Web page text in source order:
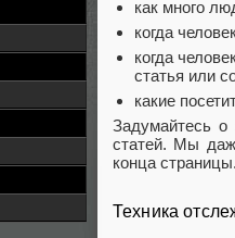
как много
когда
когда
статья или
какие
Задумайтесь о
статей. Мы
конца страницы.
Техника